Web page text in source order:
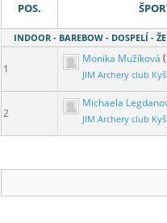
POS.
INDOOR - BAREBOW - DOSPELÍ -
1
Monika Mužíková
JIM Archery club
2
Michaela
JIM Archery club